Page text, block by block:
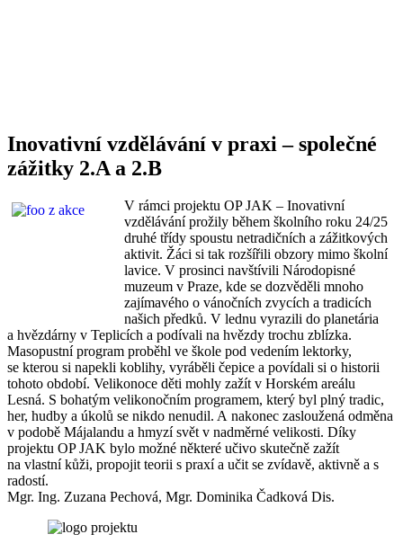
Inovativní vzdělávání v praxi – společné
zážitky 2.A a 2.B
V rámci projektu OP JAK – Inovativní
vzdělávání prožily během školního roku 24/25
druhé třídy spoustu netradičních a zážitkových
aktivit. Žáci si tak rozšířili obzory mimo školní
lavice. V prosinci navštívili Národopisné
muzeum v Praze, kde se dozvěděli mnoho
zajímavého o vánočních zvycích a tradicích
našich předků. V lednu vyrazili do planetária
a hvězdárny v Teplicích a podívali na hvězdy trochu zblízka.
Masopustní program proběhl ve škole pod vedením lektorky,
se kterou si napekli koblihy, vyráběli čepice a povídali si o historii
tohoto období. Velikonoce děti mohly zažít v Horském areálu
Lesná. S bohatým velikonočním programem, který byl plný tradic,
her, hudby a úkolů se nikdo nenudil. A nakonec zasloužená odměna
v podobě Májalandu a hmyzí svět v nadměrné velikosti. Díky
projektu OP JAK bylo možné některé učivo skutečně zažít
na vlastní kůži, propojit teorii s praxí a učit se zvídavě, aktivně a s
radostí.
Mgr. Ing. Zuzana Pechová, Mgr. Dominika Čadková Dis.